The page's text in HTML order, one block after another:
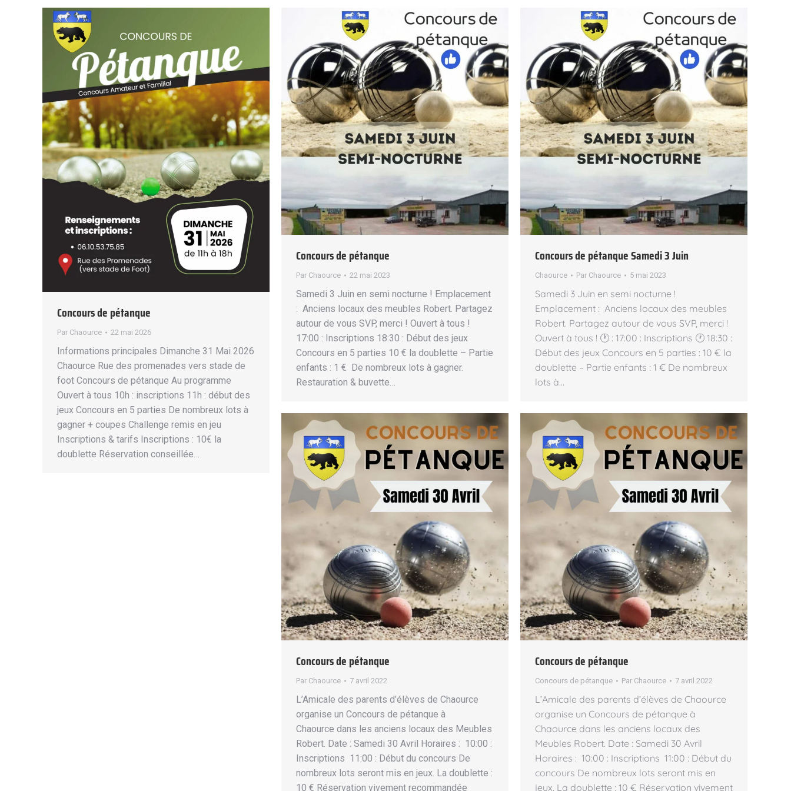
Concours de pétanque
Par Chaource 22 mai 2026
Informations principales Dimanche 31 Mai 2026
Chaource Rue des promenades vers stade de
foot Concours de pétanque Au programme
Ouvert à tous 10h : inscriptions 11h : début des
jeux Concours en 5 parties De nombreux lots à
gagner + coupes Challenge remis en jeu
Inscriptions & tarifs Inscriptions : 10€ la
doublette Réservation conseillée…
Concours de pétanque
Par Chaource 22 mai 2023
Samedi 3 Juin en semi nocturne ! Emplacement
: Anciens locaux des meubles Robert. Partagez
autour de vous SVP, merci ! Ouvert à tous !
17:00 : Inscriptions 18:30 : Début des jeux
Concours en 5 parties 10 € la doublette – Partie
enfants : 1 € De nombreux lots à gagner.
Restauration & buvette…
Concours de pétanque Samedi 3 Juin
Chaource Par Chaource 5 mai 2023
Samedi 3 Juin en semi nocturne !
Emplacement : Anciens locaux des meubles
Robert. Partagez autour de vous SVP, merci !
Ouvert à tous ! 🕐 : 17:00 : Inscriptions 🕐 18:30 :
Début des jeux Concours en 5 parties : 10 € la
doublette – Partie enfants : 1 € De nombreux
lots à…
Concours de pétanque
Par Chaource 7 avril 2022
L’Amicale des parents d’élèves de Chaource
organise un Concours de pétanque à
Chaource dans les anciens locaux des Meubles
Robert. Date : Samedi 30 Avril Horaires : 10:00 :
Inscriptions 11:00 : Début du concours De
nombreux lots seront mis en jeux. La doublette :
10 € Réservation vivement recommandée
Concours de pétanque
Concours de pétanque Par Chaource 7 avril 2022
L’Amicale des parents d’élèves de Chaource
organise un Concours de pétanque à
Chaource dans les anciens locaux des
Meubles Robert. Date : Samedi 30 Avril
Horaires : 10:00 : Inscriptions 11:00 : Début du
concours De nombreux lots seront mis en
jeux. La doublette : 10 € Réservation vivement